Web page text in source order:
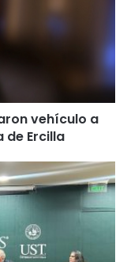
vehículo a
de Ercilla